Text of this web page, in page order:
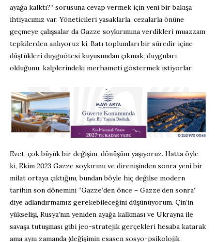
ayağa kalktı?” sorusuna cevap vermek için yeni bir bakışa
ihtiyacımız var. Yöneticileri yasaklarla, cezalarla önüne
geçmeye çalışsalar da Gazze soykırımına verdikleri muazzam
tepkilerden anlıyoruz ki, Batı toplumları bir süredir içine
düştükleri duyguötesi kuyusundan çıkmak; duyguları
olduğunu, kalplerindeki merhameti göstermek istiyorlar.
Evet, çok büyük bir değişim, dönüşüm yaşıyoruz. Hatta öyle
ki, Ekim 2023 Gazze soykırımı ve direnişinden sonra yeni bir
milat ortaya çıktığını, bundan böyle hiç değilse modern
tarihin son dönemini “Gazze’den önce – Gazze’den sonra”
diye adlandırmamız gerekebileceğini düşünüyorum. Çin’in
yükselişi, Rusya’nın yeniden ayağa kalkması ve Ukrayna ile
savaşa tutuşması gibi jeo-stratejik gerçekleri hesaba katarak
ama aynı zamanda (değişimin esasen sosyo-psikolojik